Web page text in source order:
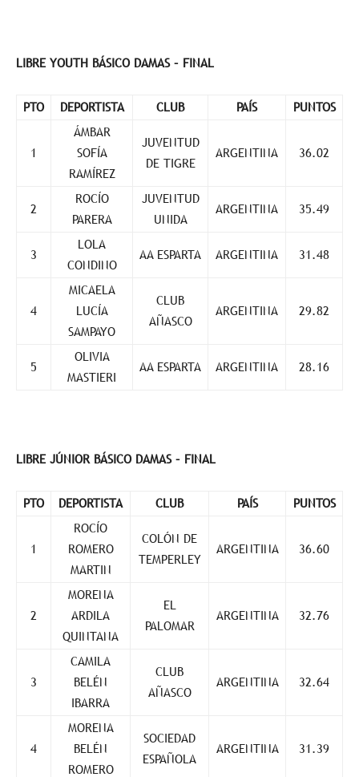
LIBRE YOUTH BÁSICO DAMAS – FINAL
PTO DEPORTISTA CLUB PAÍS PUNTOS
1
ÁMBAR
SOFÍA
RAMÍREZ
JUVENTUD
DE TIGRE
ARGENTINA 36.02
2
ROCÍO
PARERA
JUVENTUD
UNIDA
ARGENTINA 35.49
3
LOLA
CONDINO
AA ESPARTA ARGENTINA 31.48
4
MICAELA
LUCÍA
SAMPAYO
CLUB
AÑASCO
ARGENTINA 29.82
5
OLIVIA
MASTIERI
AA ESPARTA ARGENTINA 28.16
LIBRE JÚNIOR BÁSICO DAMAS – FINAL
PTO DEPORTISTA CLUB PAÍS PUNTOS
1
ROCÍO
ROMERO
MARTIN
COLÓN DE
TEMPERLEY
ARGENTINA 36.60
2
MORENA
ARDILA
QUINTANA
EL
PALOMAR
ARGENTINA 32.76
3
CAMILA
BELÉN
IBARRA
CLUB
AÑASCO
ARGENTINA 32.64
4
MORENA
BELÉN
ROMERO
SOCIEDAD
ESPAÑOLA
ARGENTINA 31.39